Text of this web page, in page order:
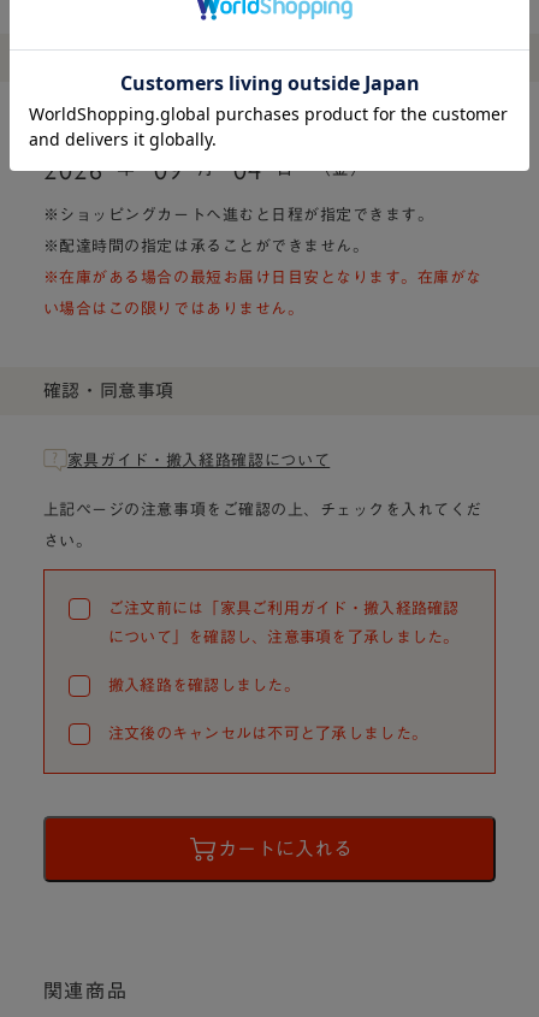
配達可能日を確認する
最短お届け日目安
2026 年 09 月 04 日 （金）～
※ショッピングカートへ進むと日程が指定できます。
※配達時間の指定は承ることができません。
※在庫がある場合の最短お届け日目安となります。在庫がな
い場合はこの限りではありません。
確認・同意事項
家具ガイド・搬入経路確認について
上記ページの注意事項をご確認の上、チェックを入れてくだ
さい。
ご注文前には「家具ご利用ガイド・搬入経路確認
について」を確認し、注意事項を了承しました。
搬入経路を確認しました。
注文後のキャンセルは不可と了承しました。
カートに入れる
関連商品